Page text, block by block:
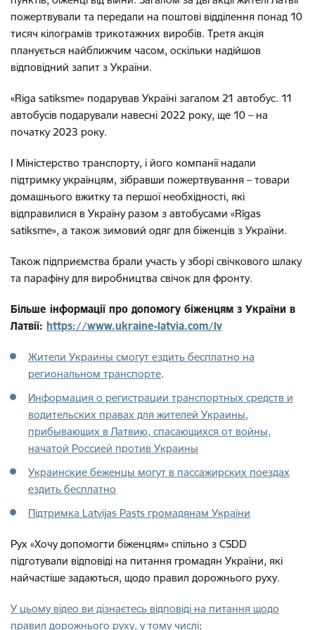
пожертвували та передали на поштові відділення понад 10
тисяч кілограмів трикотажних виробів. Третя акція
планується найближчим часом, оскільки надійшов
відповідний запит з України.
«Riga satiksme» подарував Україні загалом 21 автобус. 11
автобусів подарували навесні 2022 року, ще 10 – на
початку 2023 року.
І Міністерство транспорту, і його компанії надали
підтримку українцям, зібравши пожертвування – товари
домашнього вжитку та першої необхідності, які
відправилися в Україну разом з автобусами «Rīgas
satiksme», а також зимовий одяг для біженців з України.
Також підприємства брали участь у зборі свічкового шлаку
та парафіну для виробництва свічок для фронту.
Більше інформації про допомогу біженцям з України в
Латвії: https://www.ukraine-latvia.com/lv
Жители Украины смогут ездить бесплатно на
региональном транспорте.
Информация о регистрации транспортных средств и
водительских правах для жителей Украины,
прибывающих в Латвию, спасающихся от войны,
начатой Россией против Украины
Украинские беженцы могут в пассажирских поездах
ездить бесплатно
Підтримка Latvijas Pasts громадянам України
Рух «Хочу допомогти біженцям» спільно з CSDD
підготували відповіді на питання громадян України, які
найчастіше задаються, щодо правил дорожнього руху.
У цьому відео ви дізнаєтесь відповіді на питання щодо
правил дорожнього руху, у тому числі: